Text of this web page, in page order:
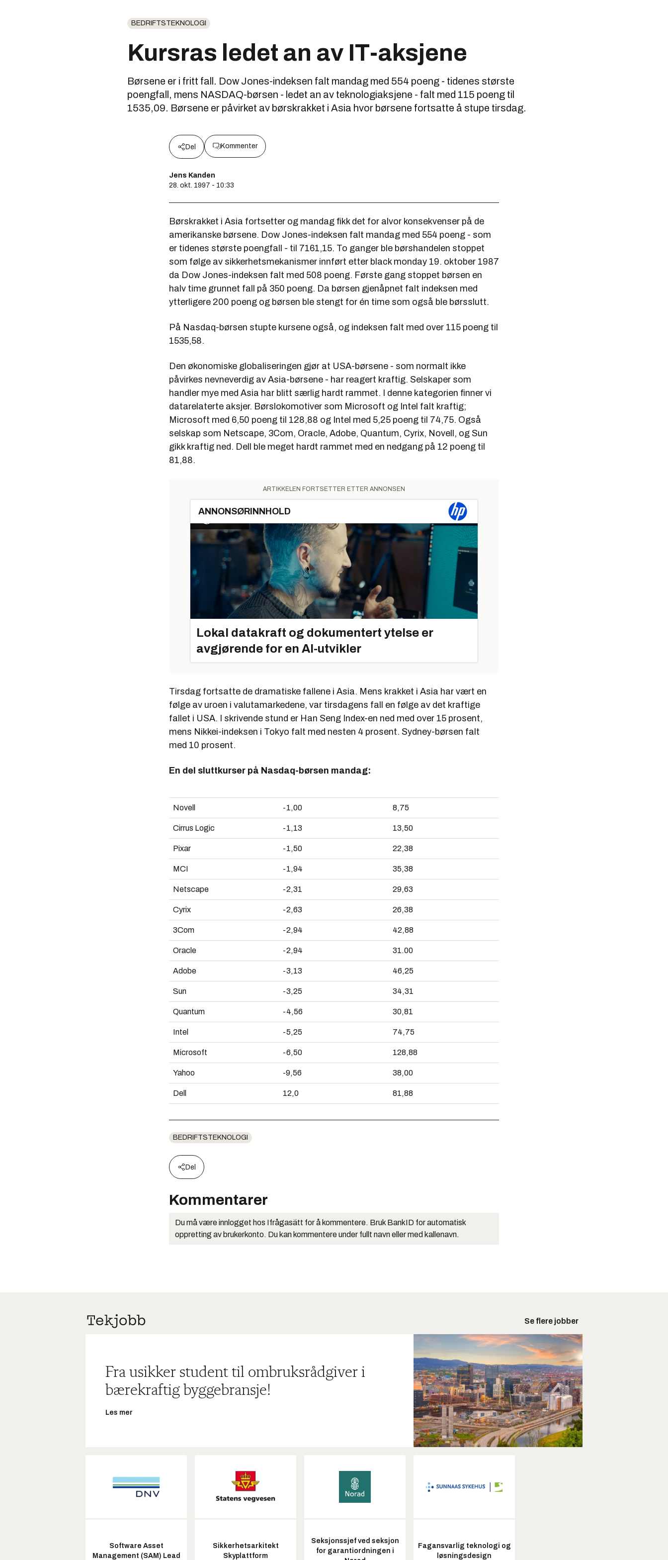
BEDRIFTSTEKNOLOGI
Kursras ledet an av IT-aksjene
Børsene er i fritt fall. Dow Jones-indeksen falt mandag med 554 poeng - tidenes største
poengfall, mens NASDAQ-børsen - ledet an av teknologiaksjene - falt med 115 poeng til
1535,09. Børsene er påvirket av børskrakket i Asia hvor børsene fortsatte å stupe tirsdag.
Del Kommenter
Jens Kanden
28. okt. 1997 - 10:33
Børskrakket i Asia fortsetter og mandag fikk det for alvor konsekvenser på de
amerikanske børsene. Dow Jones-indeksen falt mandag med 554 poeng - som
er tidenes største poengfall - til 7161,15. To ganger ble børshandelen stoppet
som følge av sikkerhetsmekanismer innført etter black monday 19. oktober 1987
da Dow Jones-indeksen falt med 508 poeng. Første gang stoppet børsen en
halv time grunnet fall på 350 poeng. Da børsen gjenåpnet falt indeksen med
ytterligere 200 poeng og børsen ble stengt for én time som også ble børsslutt.
På Nasdaq-børsen stupte kursene også, og indeksen falt med over 115 poeng til
1535,58.
Den økonomiske globaliseringen gjør at USA-børsene - som normalt ikke
påvirkes nevneverdig av Asia-børsene - har reagert kraftig. Selskaper som
handler mye med Asia har blitt særlig hardt rammet. I denne kategorien finner vi
datarelaterte aksjer. Børslokomotiver som Microsoft og Intel falt kraftig;
Microsoft med 6,50 poeng til 128,88 og Intel med 5,25 poeng til 74,75. Også
selskap som Netscape, 3Com, Oracle, Adobe, Quantum, Cyrix, Novell, og Sun
gikk kraftig ned. Dell ble meget hardt rammet med en nedgang på 12 poeng til
81,88.
ARTIKKELEN FORTSETTER ETTER ANNONSEN
ANNONSØRINNHOLD
Lokal datakraft og dokumentert ytelse er
avgjørende for en AI-utvikler
Tirsdag fortsatte de dramatiske fallene i Asia. Mens krakket i Asia har vært en
følge av uroen i valutamarkedene, var tirsdagens fall en følge av det kraftige
fallet i USA. I skrivende stund er Han Seng Index-en ned med over 15 prosent,
mens Nikkei-indeksen i Tokyo falt med nesten 4 prosent. Sydney-børsen falt
med 10 prosent.
En del sluttkurser på Nasdaq-børsen mandag:
Novell -1,00 8,75
Cirrus Logic -1,13 13,50
Pixar -1,50 22,38
MCI -1,94 35,38
Netscape -2,31 29,63
Cyrix -2,63 26,38
3Com -2,94 42,88
Oracle -2,94 31.00
Adobe -3,13 46,25
Sun -3,25 34,31
Quantum -4,56 30,81
Intel -5,25 74,75
Microsoft -6,50 128,88
Yahoo -9,56 38,00
Dell 12,0 81,88
BEDRIFTSTEKNOLOGI
Del
Kommentarer
Du må være innlogget hos Ifrågasätt for å kommentere. Bruk BankID for automatisk
oppretting av brukerkonto. Du kan kommentere under fullt navn eller med kallenavn.
Se flere jobber
Fra usikker student til ombruksrådgiver i
bærekraftig byggebransje!
Les mer
Software Asset
Management (SAM) Lead
Sikkerhetsarkitekt
Skyplattform
Seksjonssjef ved seksjon
for garantiordningen i
Fagansvarlig teknologi og
løsningsdesign